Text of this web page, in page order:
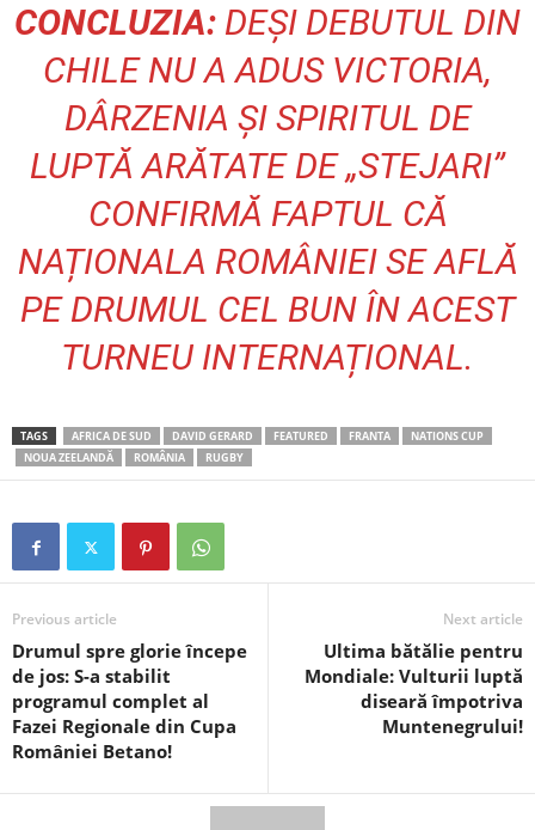
CONCLUZIA: DEȘI DEBUTUL DIN
CHILE NU A ADUS VICTORIA,
DÂRZENIA ȘI SPIRITUL DE
LUPTĂ ARĂTATE DE „STEJARI”
CONFIRMĂ FAPTUL CĂ
NAȚIONALA ROMÂNIEI SE AFLĂ
PE DRUMUL CEL BUN ÎN ACEST
TURNEU INTERNAȚIONAL.
TAGS AFRICA DE SUD DAVID GERARD FEATURED FRANTA
NATIONS CUP
NOUA ZEELANDĂ
ROMÂNIA RUGBY
Previous article
Drumul spre glorie începe
de jos: S-a stabilit
programul complet al
Fazei Regionale din Cupa
României Betano!
Next article
Ultima bătălie pentru
Mondiale: Vulturii luptă
diseară împotriva
Muntenegrului!